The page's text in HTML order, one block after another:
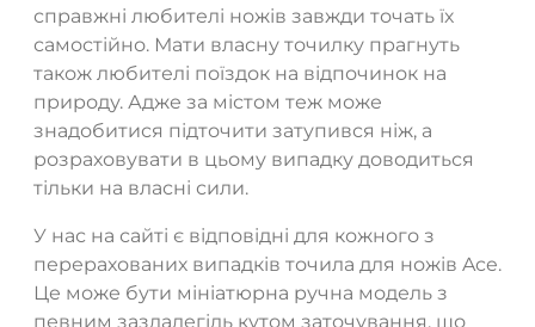
справжні любителі ножів завжди точать їх
самостійно. Мати власну точилку прагнуть
також любителі поїздок на відпочинок на
природу. Адже за містом теж може
знадобитися підточити затупився ніж, а
розраховувати в цьому випадку доводиться
тільки на власні сили.
У нас на сайті є відповідні для кожного з
перерахованих випадків точила для ножів Ace.
Це може бути мініатюрна ручна модель з
певним заздалегідь кутом заточування, що